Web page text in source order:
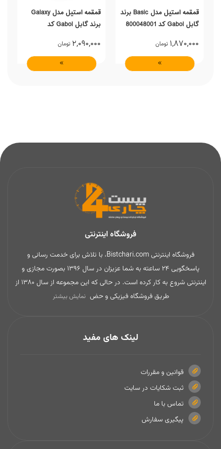
قمقمه استیل مدل Basic برند
گابل Gabol کد 800048001
1,870,000 تومان
قمقمه استیل مدل Galaxy
برند گابل Gabol کد
2,090,000 تومان
فروشگاه اینترنتی
فروشگاه اینترنتی Bistchari.com، با تلاش برای خدمت رسانی و
پاسخگویی 24 ساعته به شما عزیزان در سال 1396 بصورت مجازی و
اینترنتی شروع به کار کرده است. در حالی که این مجموعه از سال 1380 از
طریق فروشگاه فیزیکی و حض نمایش بیشتر
لینک های مفید
قوانین و مقررات
ثبت شکایات در سایت
تماس با ما
پیگیری سفارش